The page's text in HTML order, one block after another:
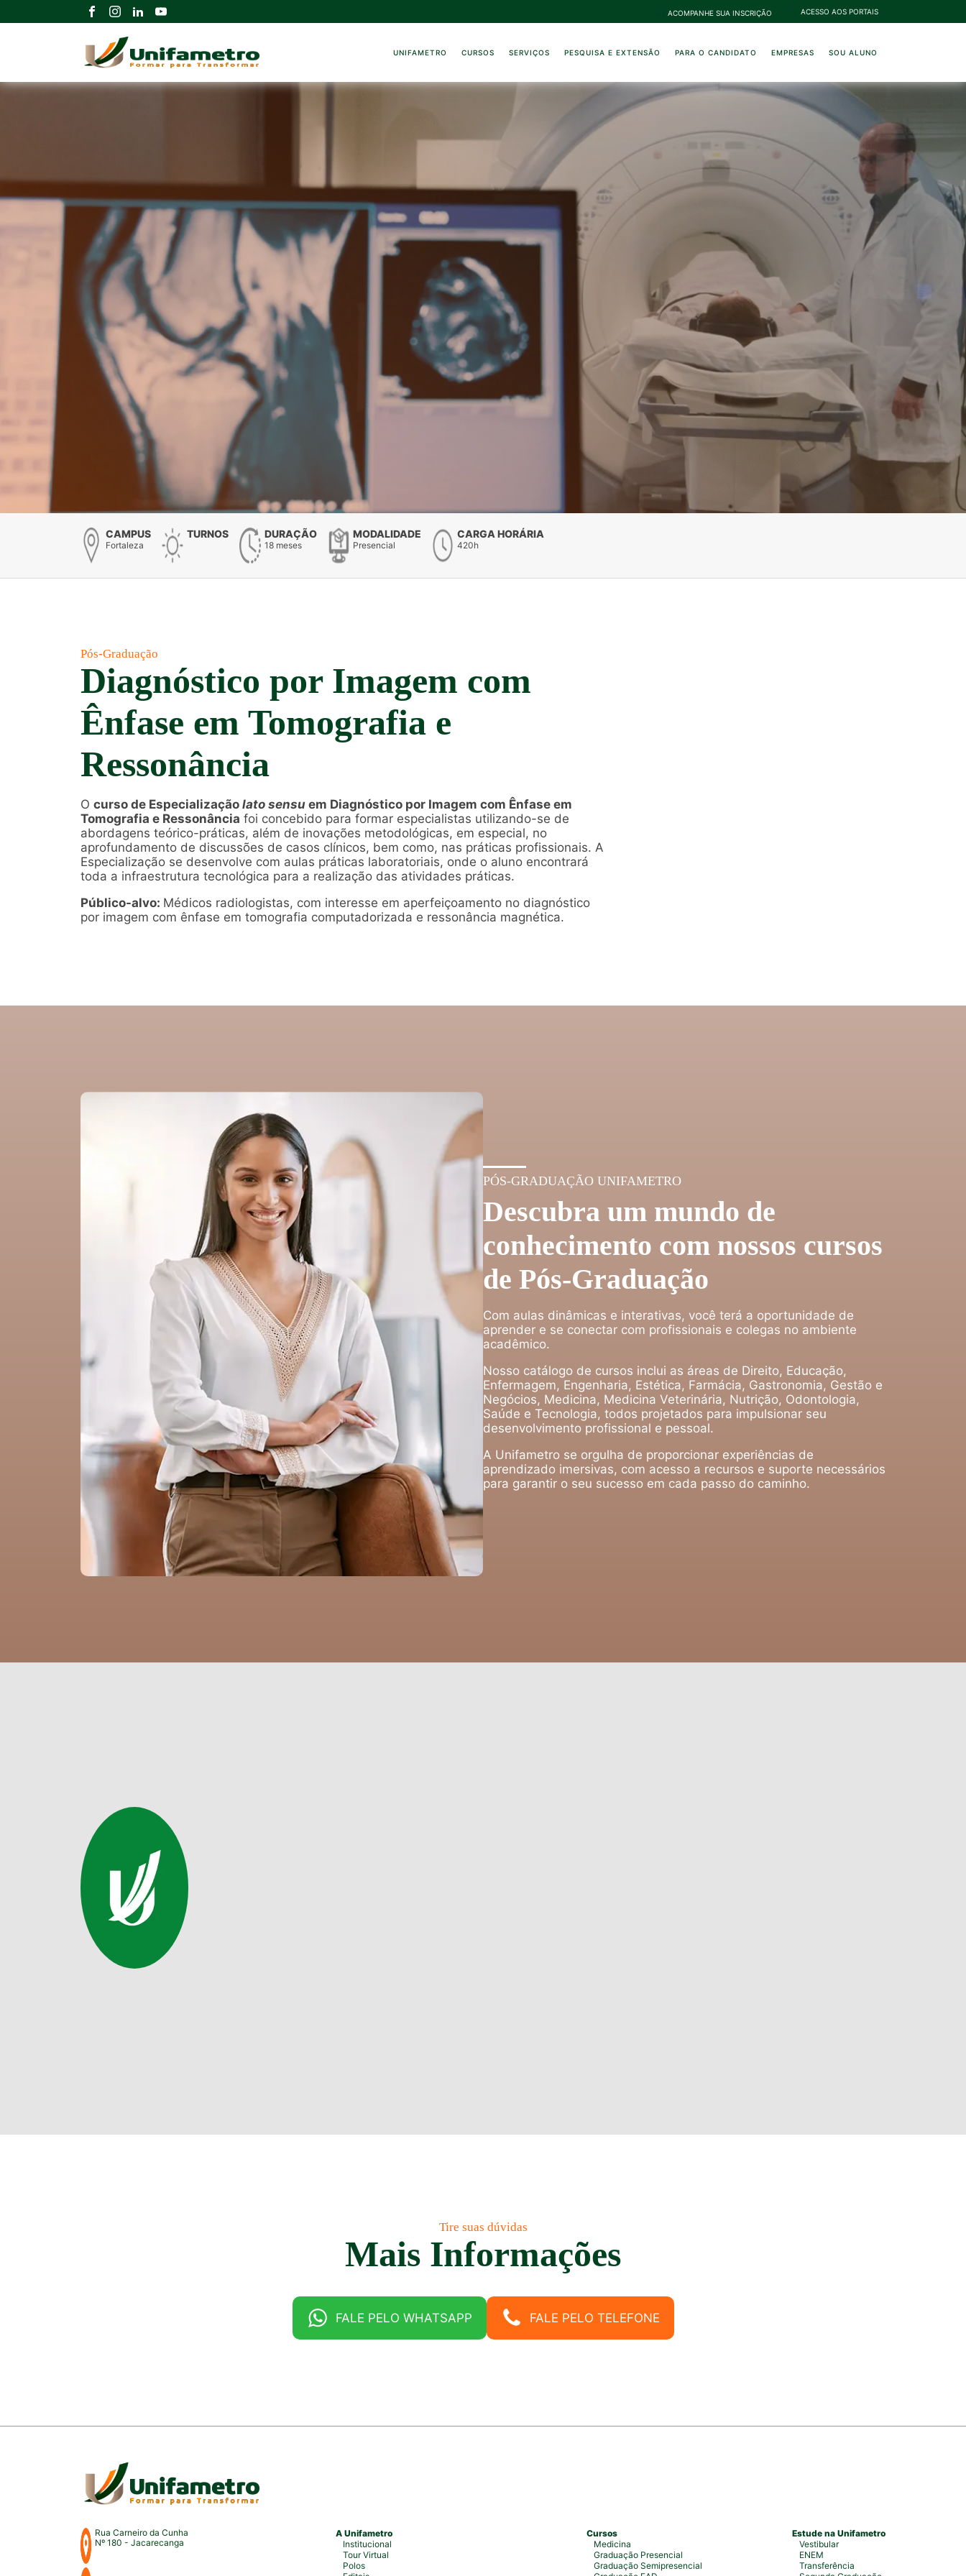
ACOMPANHE SUA INSCRIÇÃO ACESSO AOS PORTAIS
UNIFAMETRO CURSOS SERVIÇOS PESQUISA E EXTENSÃO PARA O CANDIDATO EMPRESAS SOU ALUNO
CAMPUS
Fortaleza
TURNOS DURAÇÃO
18 meses
MODALIDADE
Presencial
CARGA HORÁRIA
420h
Pós-Graduação
Diagnóstico por Imagem com
Ênfase em Tomografia e
Ressonância
O curso de Especialização lato sensu em Diagnóstico por Imagem com Ênfase em
Tomografia e Ressonância foi concebido para formar especialistas utilizando-se de
abordagens teórico-práticas, além de inovações metodológicas, em especial, no
aprofundamento de discussões de casos clínicos, bem como, nas práticas profissionais. A
Especialização se desenvolve com aulas práticas laboratoriais, onde o aluno encontrará
toda a infraestrutura tecnológica para a realização das atividades práticas.
Público-alvo: Médicos radiologistas, com interesse em aperfeiçoamento no diagnóstico
por imagem com ênfase em tomografia computadorizada e ressonância magnética.
PÓS-GRADUAÇÃO UNIFAMETRO
Descubra um mundo de
conhecimento com nossos cursos
de Pós-Graduação
Com aulas dinâmicas e interativas, você terá a oportunidade de
aprender e se conectar com profissionais e colegas no ambiente
acadêmico.
Nosso catálogo de cursos inclui as áreas de Direito, Educação,
Enfermagem, Engenharia, Estética, Farmácia, Gastronomia, Gestão e
Negócios, Medicina, Medicina Veterinária, Nutrição, Odontologia,
Saúde e Tecnologia, todos projetados para impulsionar seu
desenvolvimento profissional e pessoal.
A Unifametro se orgulha de proporcionar experiências de
aprendizado imersivas, com acesso a recursos e suporte necessários
para garantir o seu sucesso em cada passo do caminho.
Tire suas dúvidas
Mais Informações
FALE PELO WHATSAPP FALE PELO TELEFONE
Rua Carneiro da Cunha
Nº 180 - Jacarecanga
A Unifametro
Institucional
Tour Virtual
Polos
Cursos
Medicina
Graduação Presencial
Graduação Semipresencial
Estude na Unifametro
Vestibular
ENEM
Transferência